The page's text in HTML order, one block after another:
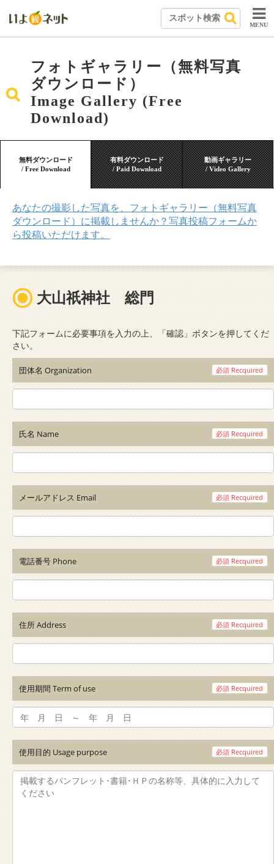
MENU
フォトギャラリー（無料写真
ダウンロード）
Image Gallery (Free
Download)
無料ダウンロード
/ Free Download
有料ダウンロード
/ Paid Download
動画ギャラリー
/ Video Gallery
あなたの撮影した写真を、フォトギャラリー（無料写真
ダウンロード）に掲載しませんか？写真投稿フォームか
ら投稿いただけます。
大山祇神社 総門
下記フォームに必要事項を入力の上、「確認」ボタンを押してくだ
さい。
団体名 Organization 必須 Recquired
氏名 Name 必須 Recquired
メールアドレス Email 必須 Recquired
電話番号 Phone 必須 Recquired
住所Address 必須 Recquired
使用期間 Term of use 必須 Recquired
使用目的 Usage purpose 必須 Recquired